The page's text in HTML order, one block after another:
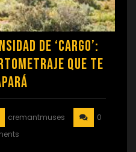
de ‘Cargo’:
que te
cremantmuses
0